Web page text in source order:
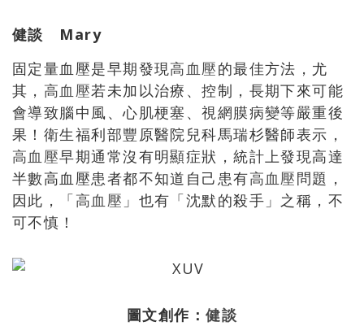
健談 Mary
固定量血壓是早期發現高血壓的最佳方法，尤
其， 高血壓若未加以治療、控制，長期下來可能
會導致腦中風、心肌梗塞、視網膜病變等嚴重後
果！衛生福利部豐原醫院兒科馬瑞杉醫師表示，
高血壓早期通常沒有明顯症狀，統計上發現高達
半數高血壓患者都不知道自己患有高血壓問題，
因此，「高血壓 」也有「沈默的殺手」之稱，不
可不慎！
圖文創作：健談